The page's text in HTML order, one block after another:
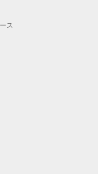
ス